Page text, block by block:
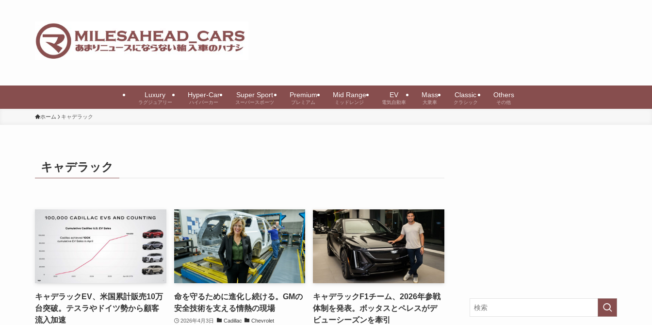
Luxury
ラグジュアリー
Hyper-Car
ハイパーカー
Super Sport
スーパースポーツ
Premium
プレミアム
Mid Range
ミッドレンジ
EV
電気自動車
Mass
大衆車
Classic
クラシック
Others
その他
ホーム キャデラック
キャデラック
キャデラックEV、米国累計販売10万
台突破。テスラやドイツ勢から顧客
流入加速
命を守るために進化し続ける。GMの
安全技術を支える情熱の現場
2026年4月3日 Cadillac
Chevrolet
キャデラックF1チーム、2026年参戦
体制を発表。ボッタスとペレスがデ
ビューシーズンを牽引